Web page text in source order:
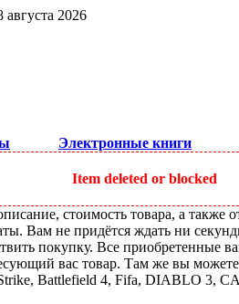
августа 2026
Электронные книги
Item deleted or blocked
стоимость товара, а
Вам не придётся ждать ни
покупку. Все
вас товар. Там же вы
Battlefield 4, Fifa, DIABLO 3,